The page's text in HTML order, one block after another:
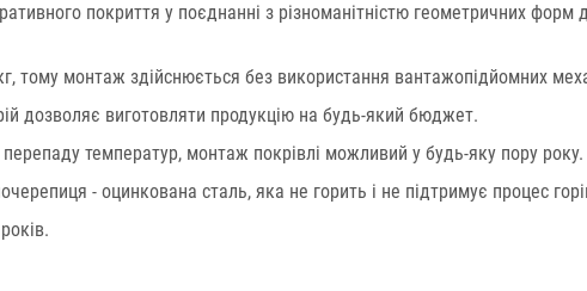
покриття у поєднанні з різноманітністю геометричних
тому монтаж здійснюється без використання вантажопідйомних
дозволяє виготовляти продукцію на будь-який бюджет.
температур, монтаж покрівлі можливий у будь-яку пору року.
- оцинкована сталь, яка не горить і не підтримує процес